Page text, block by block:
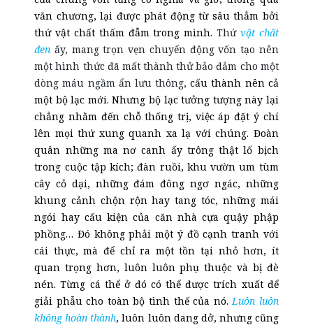
văn chương, lại được phát động từ sâu thẳm bởi
thứ vật chất thấm đẫm trong mình.Thứ vật chất
đen ấy, mang trọn vẹn chuyển động vốn tạo nên
một hình thức đã mất thành thử bảo đảm cho một
dòng máu ngầm ẩn lưu thông,cấu thành nên cả
một bộ lạc mới. Nhưng bộ lạc tưởng tượng này lại
chẳng nhằm đến chỗ thống trị, việc áp đặt ý chí
lên mọi thứ xung quanh xa lạ với chúng. Đoàn
quân những ma nơ canh ấy trông thật lố bịch
trong cuộc tập kích; đàn ruồi, khu vườn um tùm
cây cỏ dại, những đám đông ngơ ngác, những
khung cảnh chộn rộn hay tang tóc, những mái
ngói hay cấu kiện của căn nhà cựa quậy phập
phồng… Đó không phải một ý đồ cạnh tranh với
cái thực, mà để chỉ ra một tồn tại nhỏ hơn, ít
quan trọng hơn, luônluônphụ thuộc và bị đè
nén. Từng cá thể ở đó có thể được trích xuất để
giải phẫu cho toàn bộ tình thế của nó.Luôn luôn
không hoàn thành, luôn luôn dang dở, nhưng cũng